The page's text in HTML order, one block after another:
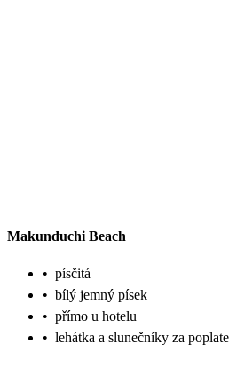
Makunduchi Beach
• písčitá
• bílý jemný písek
• přímo u hotelu
• lehátka a slunečníky za